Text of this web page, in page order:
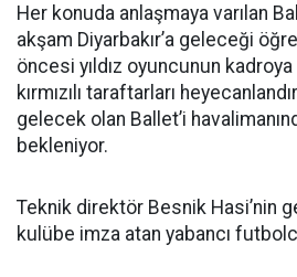
Her konuda anlaşmaya varılan
akşam Diyarbakır’a geleceği
öncesi yıldız oyuncunun
kırmızılı taraftarları
gelecek olan Ballet’i
bekleniyor.
Teknik direktör Besnik Hasi’nin
kulübe imza atan yabancı futbolcu